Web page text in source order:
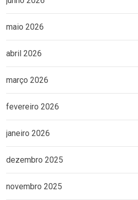
maio 2026
abril 2026
março 2026
fevereiro 2026
janeiro 2026
dezembro 2025
novembro 2025